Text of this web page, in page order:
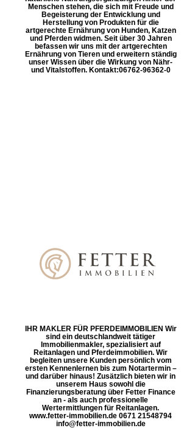
Menschen stehen, die sich mit Freude und
Begeisterung der Entwicklung und
Herstellung von Produkten für die
artgerechte Ernährung von Hunden, Katzen
und Pferden widmen. Seit über 30 Jahren
befassen wir uns mit der artgerechten
Ernährung von Tieren und erweitern ständig
unser Wissen über die Wirkung von Nähr-
und Vitalstoffen. Kontakt: ​06762-96362-0
IHR MAKLER FÜR PFERDEIMMOBILIEN Wir
sind ein deutschlandweit tätiger
Immobilienmakler, spezialisiert auf
Reitanlagen und Pferdeimmobilien. Wir
begleiten unsere Kunden persönlich vom
ersten Kennenlernen bis zum Notartermin –
und darüber hinaus! Zusätzlich bieten wir in
unserem Haus sowohl die
Finanzierungsberatung über Fetter Finance
an - als auch professionelle
Wertermittlungen für Reitanlagen.
www.fetter-immobilien.de 0671 21548794
info@fetter-immobilien.de